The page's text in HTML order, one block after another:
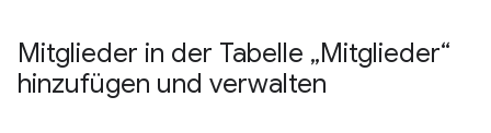
Mitglieder in der Tabelle „Mitglieder“
hinzufügen und verwalten